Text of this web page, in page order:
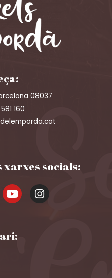
08037
160
xarxes socials: